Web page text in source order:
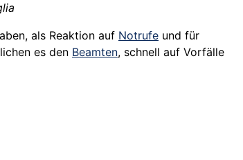
als Reaktion auf Notrufe und für
es den Beamten, schnell auf Vorfälle